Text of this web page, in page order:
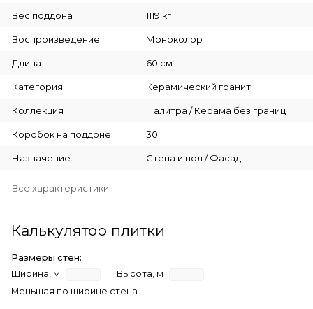
Вес поддона 1119 кг
Воспроизведение Моноколор
Длина 60 см
Категория Керамический гранит
Коллекция Палитра / Керама без границ
Коробок на поддоне 30
Назначение Стена и пол / Фасад
Все характеристики
Калькулятор плитки
Размеры стен:
Ширина, м
Высота, м
Меньшая по ширине стена